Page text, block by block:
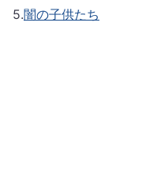
5.闇の子供たち